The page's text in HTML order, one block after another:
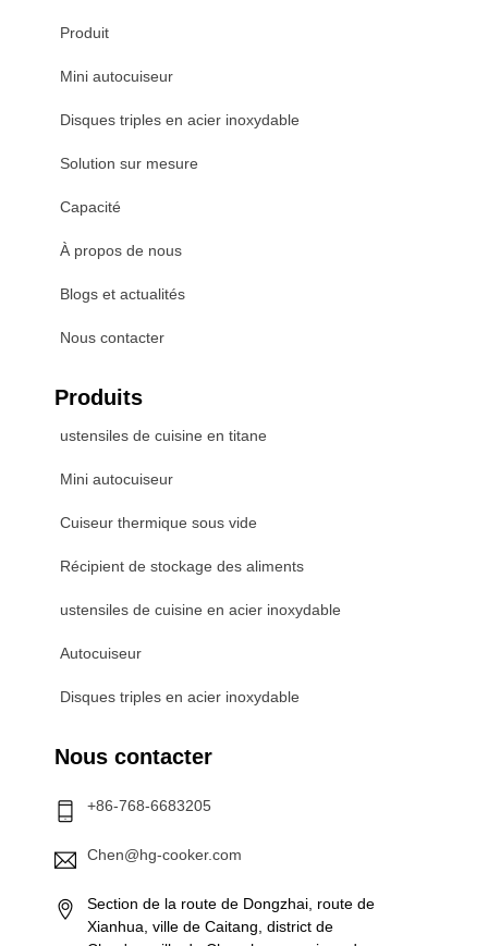
Produit
Mini autocuiseur
Disques triples en acier inoxydable
Solution sur mesure
Capacité
À propos de nous
Blogs et actualités
Nous contacter
Produits
ustensiles de cuisine en titane
Mini autocuiseur
Cuiseur thermique sous vide
Récipient de stockage des aliments
ustensiles de cuisine en acier inoxydable
Autocuiseur
Disques triples en acier inoxydable
Nous contacter
+86-768-6683205
Chen@hg-cooker.com
Section de la route de Dongzhai, route de
Xianhua, ville de Caitang, district de